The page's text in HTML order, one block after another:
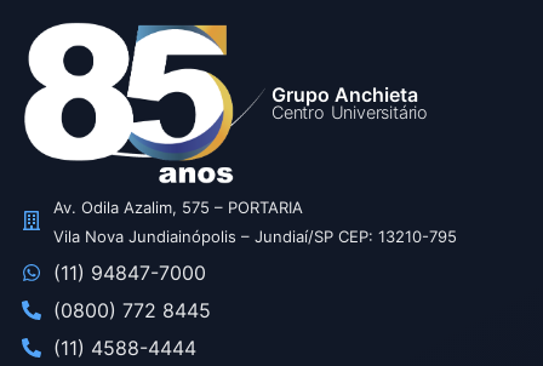
Grupo Anchieta
Centro Universitário
Av. Odila Azalim, 575 – PORTARIA
Vila Nova Jundiainópolis – Jundiaí/SP CEP: 13210-795
(11) 94847-7000
(0800) 772 8445
(11) 4588-4444